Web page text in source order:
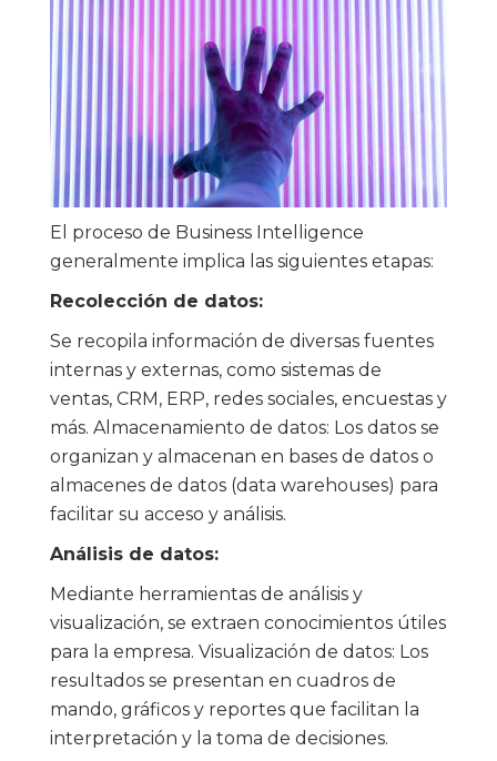
El proceso de Business Intelligence
generalmente implica las siguientes etapas:
Recolección de datos:
Se recopila información de diversas fuentes
internas y externas, como sistemas de
ventas, CRM, ERP, redes sociales, encuestas y
más. Almacenamiento de datos: Los datos se
organizan y almacenan en bases de datos o
almacenes de datos (data warehouses) para
facilitar su acceso y análisis.
Análisis de datos:
Mediante herramientas de análisis y
visualización, se extraen conocimientos útiles
para la empresa. Visualización de datos: Los
resultados se presentan en cuadros de
mando, gráficos y reportes que facilitan la
interpretación y la toma de decisiones.